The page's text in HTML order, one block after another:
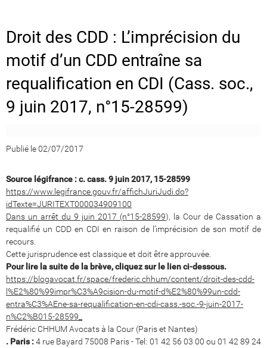
Droit des CDD : L’imprécision du
motif d’un CDD entraîne sa
requalification en CDI (Cass. soc.,
9 juin 2017, n°15-28599)
Publié le 02/07/2017
Source légifrance : c. cass. 9 juin 2017, 15-28599
https://www.legifrance.gouv.fr/affichJuriJudi.do?
idTexte=JURITEXT000034909100
Dans un arrêt du 9 juin 2017 (n°15-28599), la Cour de Cassation a
requalifié un CDD en CDI en raison de l’imprécision de son motif de
recours.
Cette jurisprudence est classique et doit être approuvée.
Pour lire la suite de la brève, cliquez sur le lien ci-dessous.
https://blogavocat.fr/space/frederic.chhum/content/droit-des-cdd-
l%E2%80%99impr%C3%A9cision-du-motif-d%E2%80%99un-cdd-
entra%C3%AEne-sa-requalification-en-cdi-cass.-soc.-9-juin-2017-
n%C2%B015-28599_
Frédéric CHHUM Avocats à la Cour (Paris et Nantes)
. Paris :4 rue Bayard 75008 Paris - Tel: 01 42 56 03 00 ou 01 42 89 24